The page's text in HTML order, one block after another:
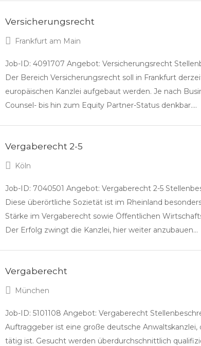
Versicherungsrecht
Frankfurt am Main
Job-ID: 4091707 Angebot: Versicherungsrecht
Der Bereich Versicherungsrecht soll in Frankfurt
europäischen Kanzlei aufgebaut werden. Je nach
Counsel- bis hin zum Equity Partner-Status denkbar….
Vergaberecht 2-5
Köln
Job-ID: 7040501 Angebot: Vergaberecht 2-5
Diese überörtliche Sozietät ist im Rheinland
Stärke im Vergaberecht sowie Öffentlichen
Der Erfolg zwingt die Kanzlei, hier weiter anzubauen…
Vergaberecht
München
Job-ID: 5101108 Angebot: Vergaberecht
Auftraggeber ist eine große deutsche Anwaltskanzlei,
tätig ist. Gesucht werden überdurchschnittlich